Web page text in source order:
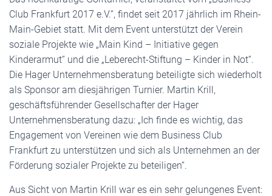
Club Frankfurt 2017 e.V.“, findet seit 2017 jährlich im Rhein-
Main-Gebiet statt. Mit dem Event unterstützt der Verein
soziale Projekte wie „Main Kind – Initiative gegen
Kinderarmut“ und die „Leberecht-Stiftung – Kinder in Not“.
Die Hager Unternehmensberatung beteiligte sich wiederholt
als Sponsor am diesjährigen Turnier. Martin Krill,
geschäftsführender Gesellschafter der Hager
Unternehmensberatung dazu: „Ich finde es wichtig, das
Engagement von Vereinen wie dem Business Club
Frankfurt zu unterstützen und sich als Unternehmen an der
Förderung sozialer Projekte zu beteiligen“.
Aus Sicht von Martin Krill war es ein sehr gelungenes Event: